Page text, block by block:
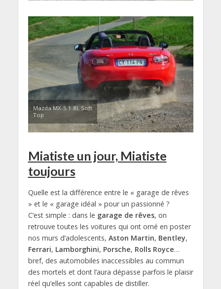
Mazda MX-5 1.8L Soft
Top
Miatiste un jour, Miatiste
toujours
Quelle est la différence entre le « garage de rêves
» et le « garage idéal » pour un passionné ?
C’est simple : dans le garage de rêves, on
retrouve toutes les voitures qui ont orné en poster
nos murs d’adolescents, Aston Martin, Bentley,
Ferrari, Lamborghini, Porsche, Rolls Royce…
bref, des automobiles inaccessibles au commun
des mortels et dont l’aura dépasse parfois le plaisir
réel qu’elles sont capables de distiller.